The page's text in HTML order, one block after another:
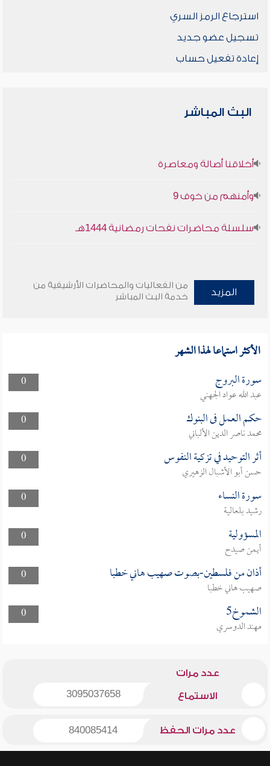
استرجاع الرمز السري
تسجيل عضو جديد
إعادة تفعيل حساب
البث المباشر
أخلاقنا أصالة ومعاصرة
وأمنهم من خوف 9
سلسلة محاضرات نفحات رمضانية 1444هـ
المزيد
من الفعاليات والمحاضرات الأرشيفية من
خدمة البث المباشر
الأكثر استماعا لهذا الشهر
0 سورة البروج
عبد الله عواد الجهني
0
حكم العمل فى البنوك
محمد ناصر الدين الألباني
0
أثر التوحيد في تزكية النفوس
حسن أبو الأشبال الزهيري
0
سورة النساء
رشيد بلعالية
0
المسؤولية
أيمن صيدح
0
أذان من فلسطين-بصوت صهيب هاني خطبا
صهيب هاني خطبا
0
الشموخ5
مهند الدوسري
عدد مرات
الاستماع 3095037658
عدد مرات الحفظ 840085414